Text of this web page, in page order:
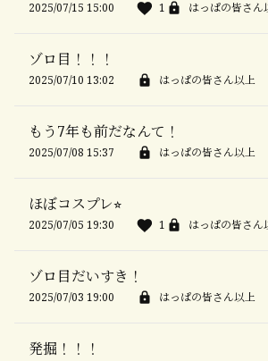
2025/07/15 15:00 1 はっぱの皆さん
ゾロ目！！！
2025/07/10 13:02 はっぱの皆さん以上
もう7年も前だなんて！
2025/07/08 15:37 はっぱの皆さん以上
ほぼコスプレ⭐︎
2025/07/05 19:30 1 はっぱの皆さん
ゾロ目だいすき！
2025/07/03 19:00 はっぱの皆さん以上
発掘！！！